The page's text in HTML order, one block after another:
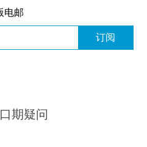
电邮
订阅
期疑问